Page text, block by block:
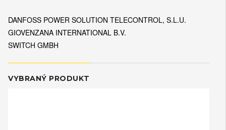
DANFOSS POWER SOLUTION TELECONTROL, S.L.U.
GIOVENZANA INTERNATIONAL B.V.
SWITCH GMBH
VYBRANÝ PRODUKT